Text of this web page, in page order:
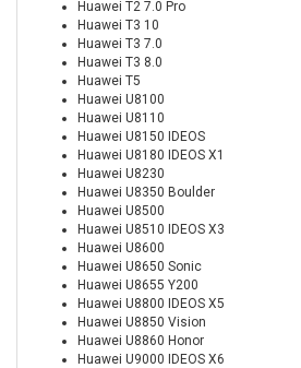
Huawei T2 7.0 Pro
Huawei T3 10
Huawei T3 7.0
Huawei T3 8.0
Huawei T5
Huawei U8100
Huawei U8110
Huawei U8150 IDEOS
Huawei U8180 IDEOS X1
Huawei U8230
Huawei U8350 Boulder
Huawei U8500
Huawei U8510 IDEOS X3
Huawei U8600
Huawei U8650 Sonic
Huawei U8655 Y200
Huawei U8800 IDEOS X5
Huawei U8850 Vision
Huawei U8860 Honor
Huawei U9000 IDEOS X6